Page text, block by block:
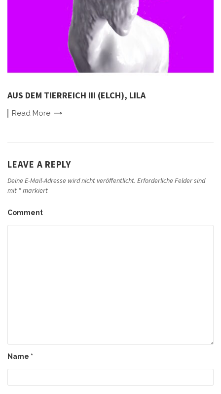
AUS DEM TIERREICH III (ELCH), LILA
Read More
LEAVE A REPLY
Deine E-Mail-Adresse wird nicht veröffentlicht. Erforderliche Felder sind
mit *markiert
Comment
Name *